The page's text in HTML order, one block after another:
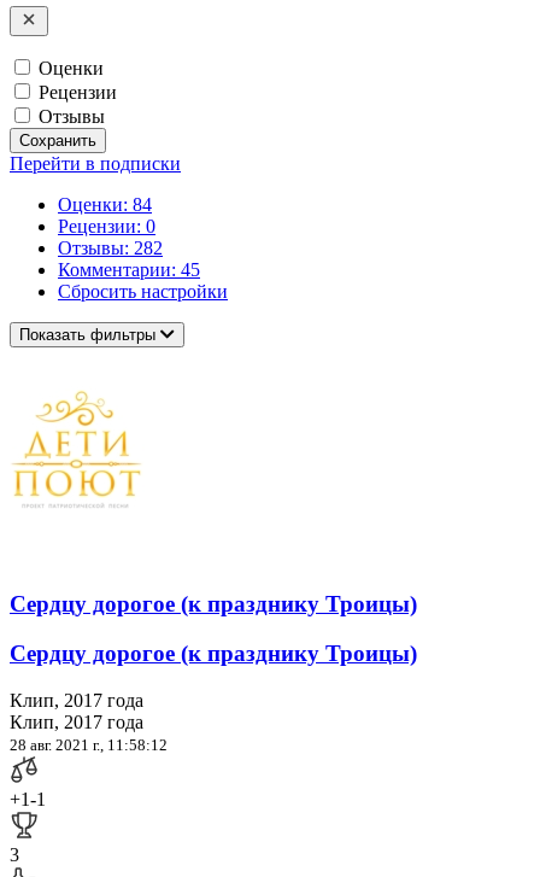
Оценки
Рецензии
Отзывы
Сохранить
Перейти в подписки
Оценки: 84
Рецензии: 0
Отзывы: 282
Комментарии: 45
Сбросить настройки
Показать фильтры
Сердцу дорогое (к празднику Троицы)
Сердцу дорогое (к празднику Троицы)
Клип, 2017 года
Клип, 2017 года
28 авг. 2021 г., 11:58:12
+1-1
3